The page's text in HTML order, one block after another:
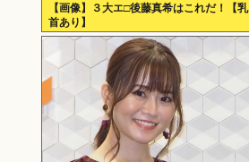
【画像】３大エ□後藤真希はこれだ！【乳
首あり】